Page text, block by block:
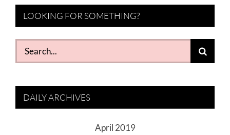
LOOKING FOR SOMETHING?
Search
for:
DAILY ARCHIVES
April 2019